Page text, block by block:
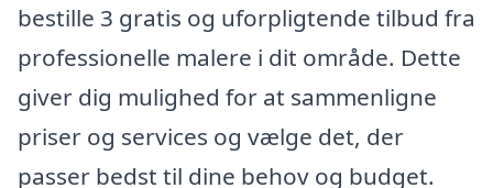
bestille 3 gratis og uforpligtende tilbud fra
professionelle malere i dit område. Dette
giver dig mulighed for at sammenligne
priser og services og vælge det, der
passer bedst til dine behov og budget.